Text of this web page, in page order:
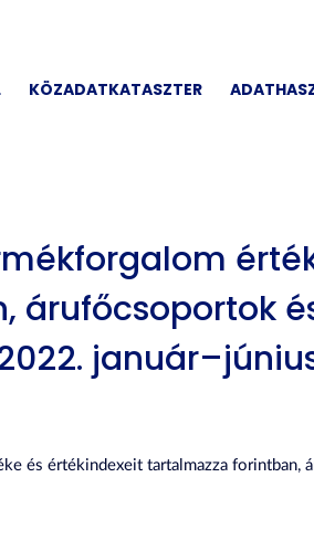
KÖZADATKATASZTER
árufőcsoportok
és értékindexeit tartalmazza forintban,